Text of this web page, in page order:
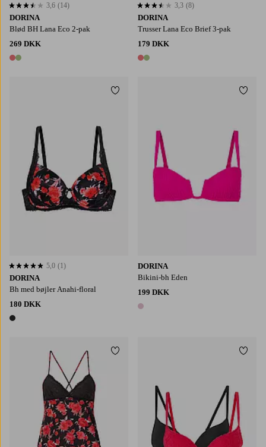
DORINA
Blød BH Lana Eco 2-pak
269 DKK
2 farver
3,6 baseret på 14 bedømmelser
3,6 (14)
DORINA
Trusser Lana Eco Brief 3-pak
179 DKK
2 farver
3,3 baseret på 8 bedømmelser
3,3 (8)
DORINA
Bh med bøjler Anahi-floral
180 DKK
1 farve
5,0 baseret på 1 bedømmelser
5,0 (1)
Tilføj til favoritter
DORINA
Bikini-bh Eden
199 DKK
1 farve
Tilføj til favoritter